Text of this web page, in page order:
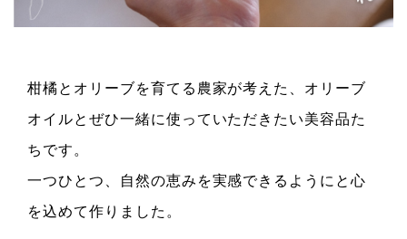
柑橘とオリーブを育てる農家が考えた、オリーブ
オイルとぜひ一緒に使っていただきたい美容品た
ちです。
一つひとつ、自然の恵みを実感できるようにと心
を込めて作りました。